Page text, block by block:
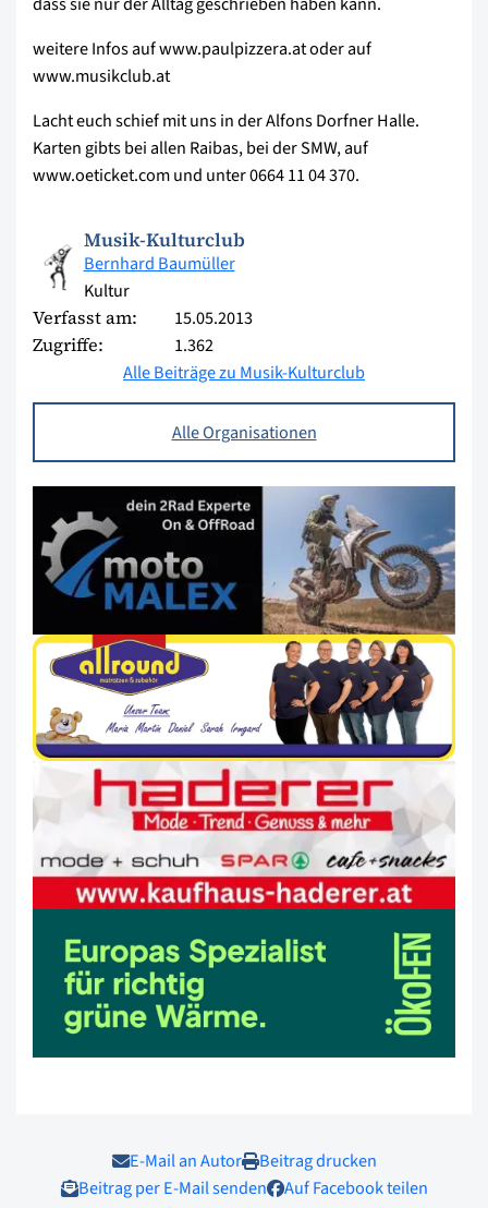
weitere Infos auf www.paulpizzera.at oder auf
www.musikclub.at
Lacht euch schief mit uns in der Alfons Dorfner Halle.
Karten gibts bei allen Raibas, bei der SMW, auf
www.oeticket.com und unter 0664 11 04 370.
Musik-Kulturclub
Bernhard Baumüller
Kultur
Verfasst am: 15.05.2013
Zugriffe:
1.362
Alle Beiträge zu Musik-Kulturclub
Alle Organisationen
E-Mail an Autor
Beitrag drucken
Beitrag per E-Mail senden
Auf Facebook teilen